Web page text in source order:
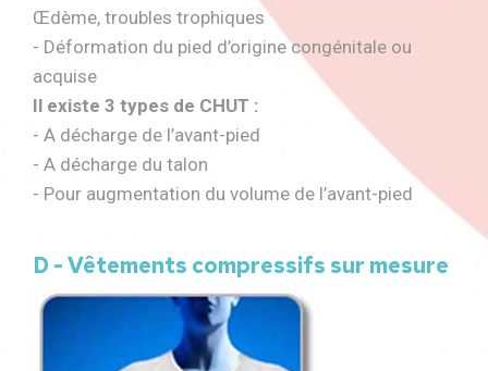
Œdème, troubles trophiques
- Déformation du pied d’origine congénitale ou
acquise
Il existe 3 types de CHUT :
- A décharge de l’avant-pied
- A décharge du talon
- Pour augmentation du volume de l’avant-pied
D - Vêtements compressifs sur mesure